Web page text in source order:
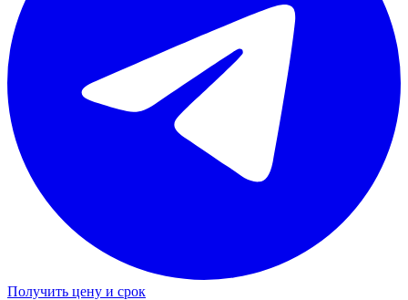
Получить цену и срок